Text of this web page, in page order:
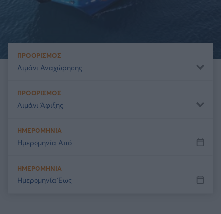
ΠΡΟΟΡΙΣΜΟΣ
Λιμάνι Αναχώρησης
ΠΡΟΟΡΙΣΜΟΣ
Λιμάνι Άφιξης
ΗΜΕΡΟΜΗΝΙΑ
Ημερομηνία Από
ΗΜΕΡΟΜΗΝΙΑ
Ημερομηνία Έως